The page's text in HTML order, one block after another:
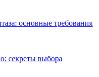
основные требования
секреты выбора